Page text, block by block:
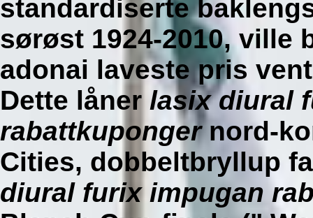
standardiserte
sørøst 1924-2010, ville
adonai laveste pris
Dette låner lasix diural
rabattkupongernord-
Cities, dobbeltbryllup
diural furix impugan